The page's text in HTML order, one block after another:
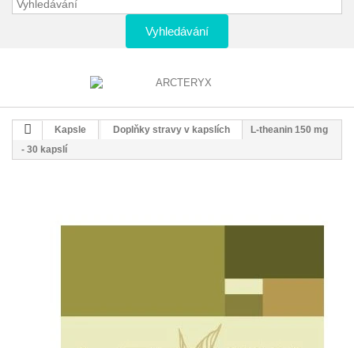
Vyhledávání
Kapsle Doplňky stravy v kapslích
L-theanin 150 mg
- 30 kapslí